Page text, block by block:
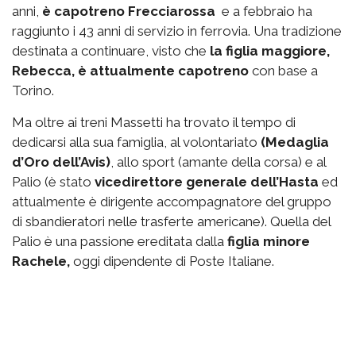
anni, è capotreno Frecciarossa e a febbraio ha
raggiunto i 43 anni di servizio in ferrovia. Una tradizione
destinata a continuare, visto che la figlia maggiore,
Rebecca, è attualmente capotreno con base a
Torino.
Ma oltre ai treni Massetti ha trovato il tempo di
dedicarsi alla sua famiglia, al volontariato (Medaglia
d’Oro dell’Avis) , allo sport (amante della corsa) e al
Palio (è stato vicedirettore generale dell’Hasta ed
attualmente è dirigente accompagnatore del gruppo
di sbandieratori nelle trasferte americane). Quella del
Palio è una passione ereditata dalla figlia minore
Rachele, oggi dipendente di Poste Italiane.